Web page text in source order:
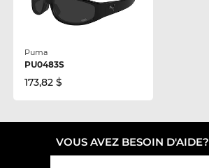
Puma
PU0483S
173,82 $
VOUS AVEZ BESOIN D'AIDE?